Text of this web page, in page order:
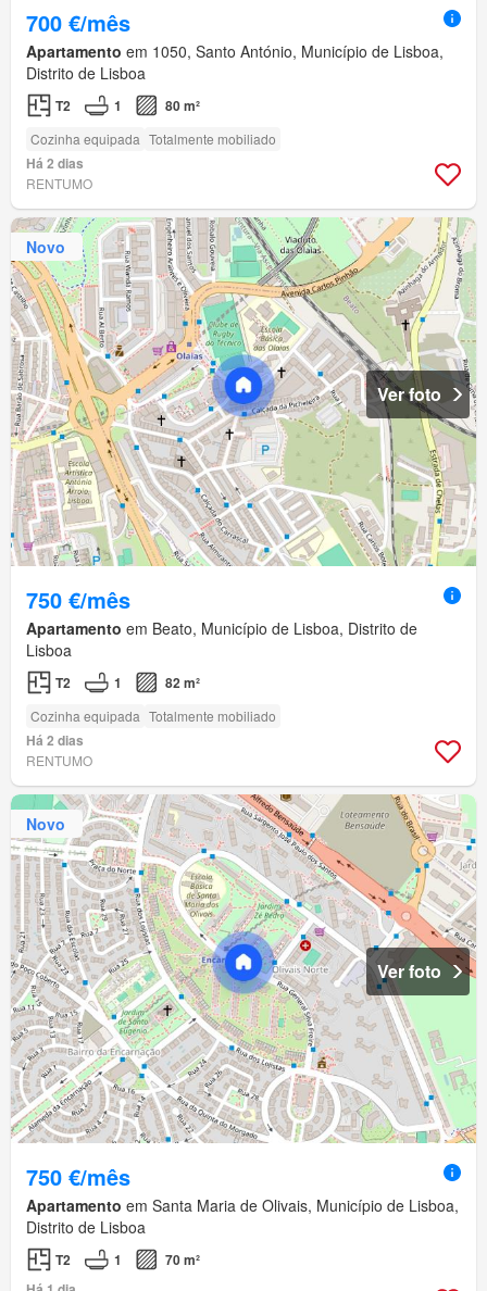
700 €/mês
Apartamento em 1050, Santo António, Município de Lisboa,
Distrito de Lisboa
T2 1 80 m²
Cozinha equipada Totalmente mobiliado
Há 2 dias
RENTUMO
Novo
Ver foto
750 €/mês
Apartamento em Beato, Município de Lisboa, Distrito de
Lisboa
T2 1 82 m²
Cozinha equipada Totalmente mobiliado
Há 2 dias
RENTUMO
Novo
Ver foto
750 €/mês
Apartamento em Santa Maria de Olivais, Município de Lisboa,
Distrito de Lisboa
T2 1
70 m²